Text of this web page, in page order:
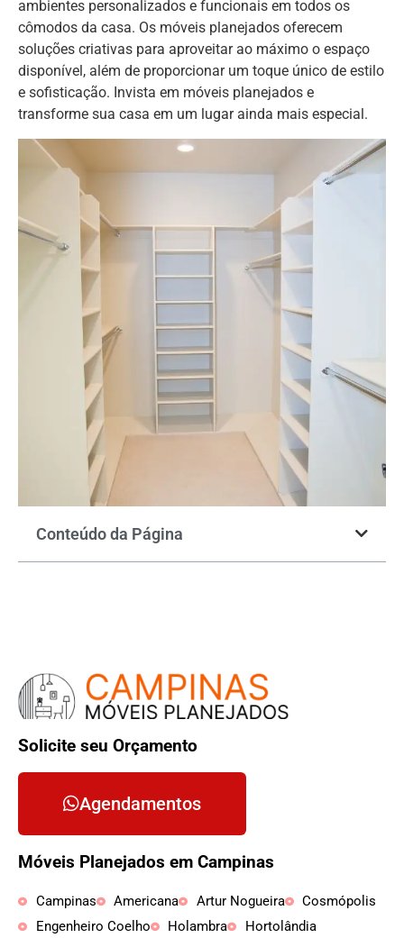
ambientes personalizados e funcionais em todos os
cômodos da casa. Os móveis planejados oferecem
soluções criativas para aproveitar ao máximo o espaço
disponível, além de proporcionar um toque único de estilo
e sofisticação. Invista em móveis planejados e
transforme sua casa em um lugar ainda mais especial.
Conteúdo da Página
Solicite seu Orçamento
Agendamentos
Móveis Planejados em Campinas
Campinas Americana Artur Nogueira
Cosmópolis
Engenheiro Coelho
Holambra
Hortolândia